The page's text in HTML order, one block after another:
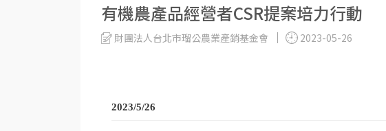
有機農產品經營者CSR提案培力行動
財團法人台北市瑠公農業產銷基金會 2023-05-26
2023/5/26